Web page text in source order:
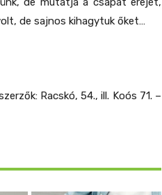
de sajnos kihagytuk őket…
Racskó, 54., ill. Koós 71. –